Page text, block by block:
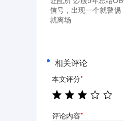
信号，出现一个就警惕
就离场
相关评论
本文评分*
评论内容*